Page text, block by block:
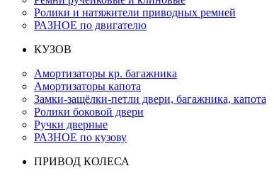
Ролики и натяжители приводных ремней
РАЗНОЕ по двигателю
КУЗОВ
Амортизаторы кр. багажника
Амортизаторы капота
Замки-защёлки-петли двери, багажника, капота
Ролики боковой двери
Ручки дверные
РАЗНОЕ по кузову
ПРИВОД КОЛЕСА